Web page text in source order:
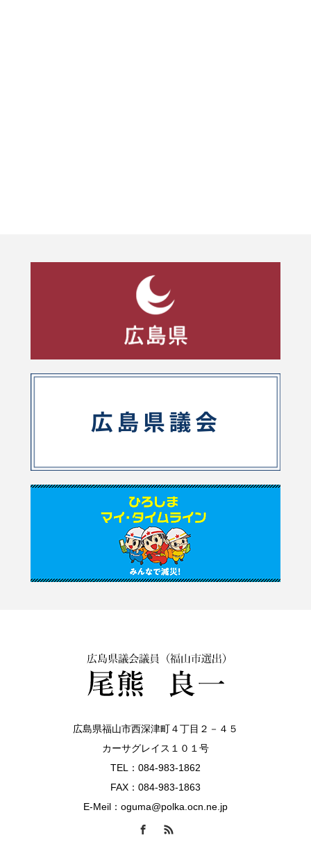
広島県福山市西深津町４丁目２－４５
カーサグレイス１０１号
TEL：084-983-1862
FAX：084-983-1863
E-Meil：oguma@polka.ocn.ne.jp